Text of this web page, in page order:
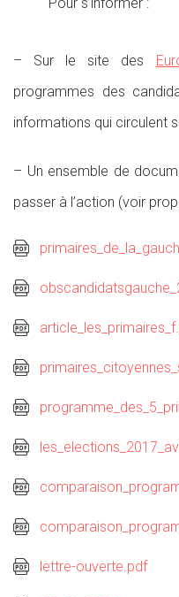
– Sur le site des
programmes des
informations qui circulent
– Un ensemble de
passer à l’action (voir
lettre-ouverte.pdf